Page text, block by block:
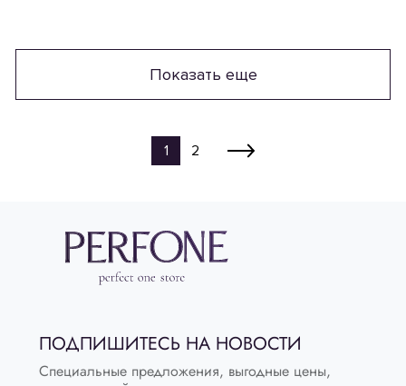
Показать еще
1 2
ПОДПИШИТЕСЬ НА НОВОСТИ
Специальные предложения, выгодные цены,